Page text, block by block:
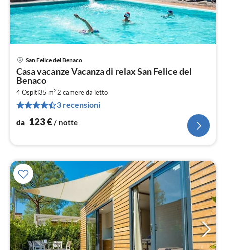
San Felice del Benaco
Casa vacanze Vacanza di relax San Felice del
Benaco
4 Ospiti35 m22 camere da letto
3 recensioni
da 123€/ notte